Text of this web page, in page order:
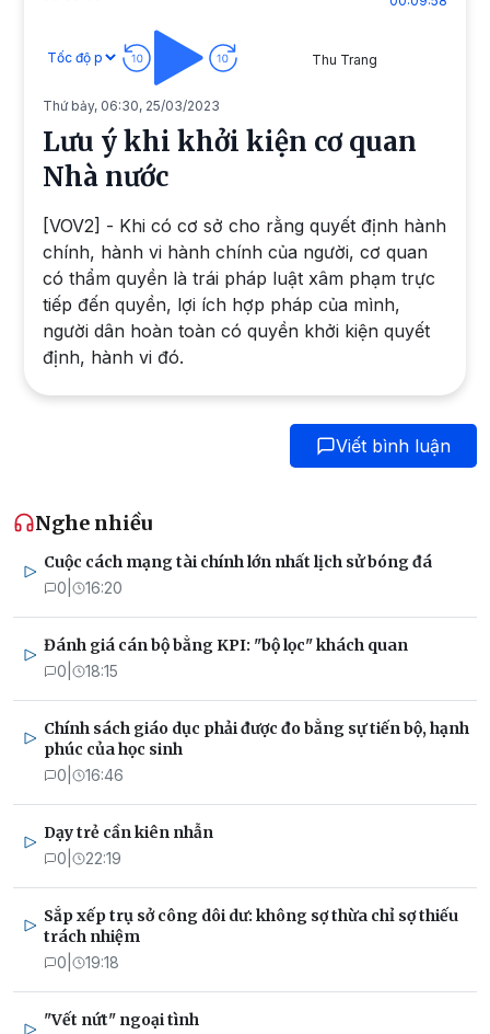
Thu Trang
Thứ bảy, 06:30, 25/03/2023
Lưu ý khi khởi kiện cơ quan
Nhà nước
[VOV2] - Khi có cơ sở cho rằng quyết định hành
chính, hành vi hành chính của người, cơ quan
có thẩm quyền là trái pháp luật xâm phạm trực
tiếp đến quyền, lợi ích hợp pháp của mình,
người dân hoàn toàn có quyền khởi kiện quyết
định, hành vi đó.
Viết bình luận
Nghe nhiều
Cuộc cách mạng tài chính lớn nhất lịch sử bóng đá
0 16:20
Đánh giá cán bộ bằng KPI: "bộ lọc" khách quan
0 18:15
Chính sách giáo dục phải được đo bằng sự tiến bộ, hạnh
phúc của học sinh
0 16:46
Dạy trẻ cần kiên nhẫn
0 22:19
Sắp xếp trụ sở công dôi dư: không sợ thừa chỉ sợ thiếu
trách nhiệm
0 19:18
"Vết nứt" ngoại tình